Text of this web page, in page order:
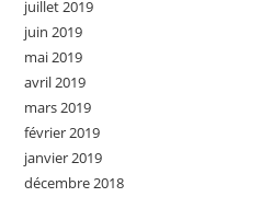
juillet 2019
juin 2019
mai 2019
avril 2019
mars 2019
février 2019
janvier 2019
décembre 2018